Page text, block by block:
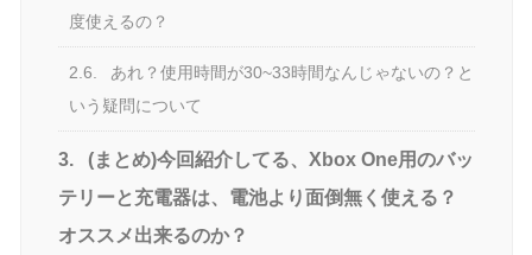
度使えるの？
2.6.
あれ？使用時間が30~33時間なんじゃないの？と
いう疑問について
3.
(まとめ)今回紹介してる、Xbox One用のバッ
テリーと充電器は、電池より面倒無く使える？
オススメ出来るのか？